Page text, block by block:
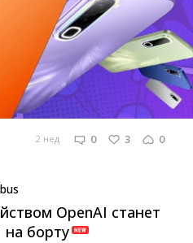
2 нед 0 3 0
OpenAI станет
борту